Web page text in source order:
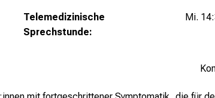
Telemedizinische
Sprechstunde:
Mi.